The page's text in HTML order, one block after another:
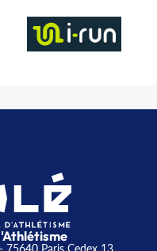
75640 Paris Cedex 13